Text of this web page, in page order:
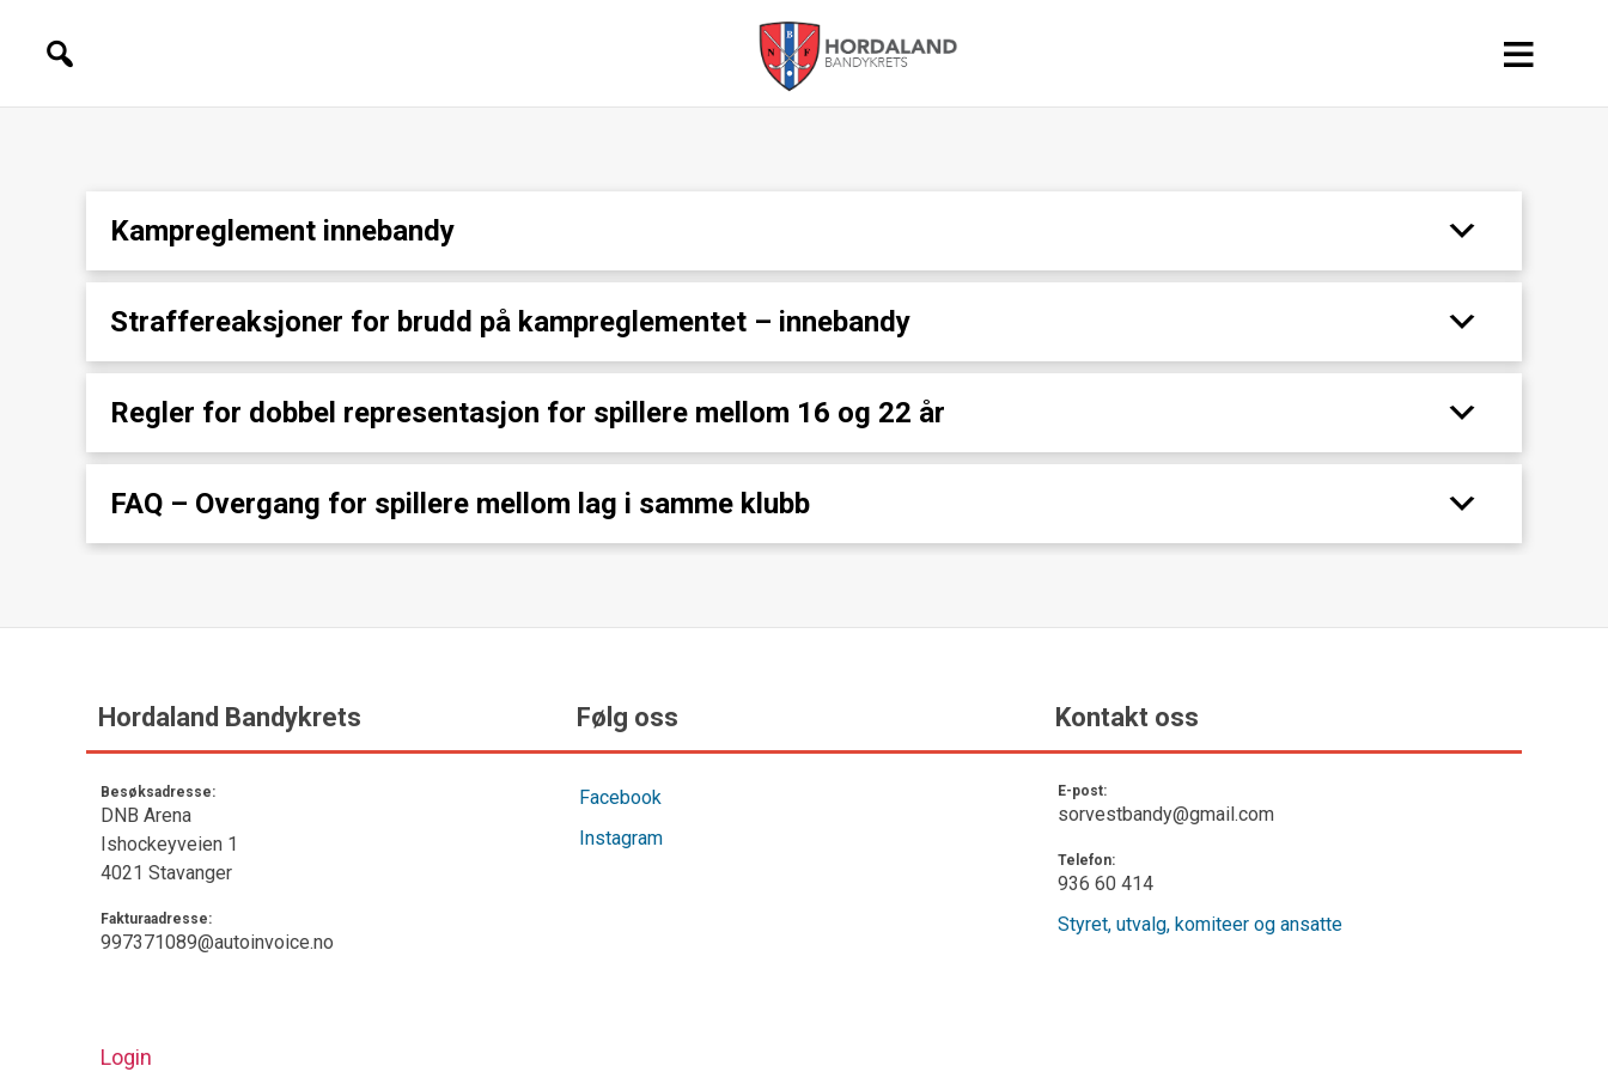
Kampreglement innebandy
Straffereaksjoner for brudd på kampreglementet – innebandy
Regler for dobbel representasjon for spillere mellom 16 og 22 år
FAQ – Overgang for spillere mellom lag i samme klubb
Hordaland Bandykrets
Besøksadresse:
DNB Arena
Ishockeyveien 1
4021 Stavanger
Fakturaadresse:
997371089@autoinvoice.no
Følg oss
Facebook
Instagram
Kontakt oss
E-post:
sorvestbandy@gmail.com
Telefon:
936 60 414
Styret, utvalg, komiteer og ansatte
Login